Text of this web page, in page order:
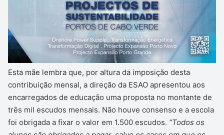
Esta mãe lembra que, por altura da imposição desta
contribuição mensal, a direção da ESAO apresentou aos
encarregados de educação uma proposta no montante de
três mil escudos mensais. Não houve consenso e a escola
foi obrigada a fixar o valor em 1.500 escudos. “Todos os